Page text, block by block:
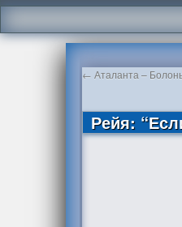
← Аталанта –
Рейя: